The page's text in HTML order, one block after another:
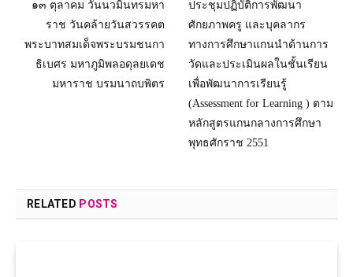
๑๓ ตุลาคม วันนวมินทรมหา
ราช วันคล้ายวันสวรรคต
พระบาทสมเด็จพระบรมชนกา
ธิเบศร มหาภูมิพลอดุลยเดช
มหาราช บรมนาถบพิตร
ประชุมปฏิบัติการพัฒนา
ศักยภาพครู และบุคลากร
ทางการศึกษาแกนนำด้านการ
วัดและประเมินผลในชั้นเรียน
เพื่อพัฒนาการเรียนรู้
(Assessment for Learning ) ตาม
หลักสูตรแกนกลางการศึกษา
พุทธศักราช 2551
RELATED POSTS